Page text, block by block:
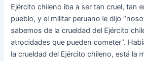
Ejército chileno iba a ser tan cruel, tan
pueblo, y el militar peruano le dijo
sabemos de la crueldad del Ejército
atrocidades que pueden cometer”.
la crueldad del Ejército chileno, está la